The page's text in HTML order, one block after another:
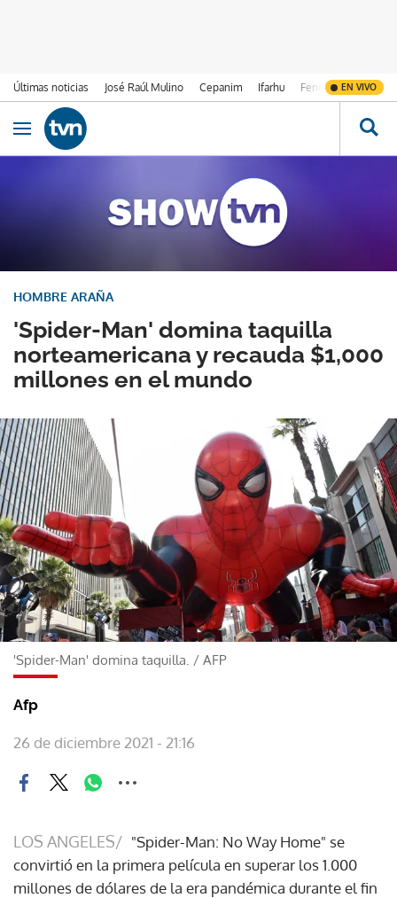
Últimas noticias José Raúl Mulino Cepanim Ifarhu Fenómeno de El
EN VIVO
Ir al contenido
Obrir navegació
'Spider-Man' domina taquilla
norteamericana y recauda $1,000
millones en el mundo
HOMBRE ARAÑA
'Spider-Man' domina taquilla. / AFP
Afp
26 de diciembre 2021 - 21:16
LOS ANGELES/ "Spider-Man: No Way Home" se
convirtió en la primera película en superar los 1.000
millones de dólares de la era pandémica durante el fin